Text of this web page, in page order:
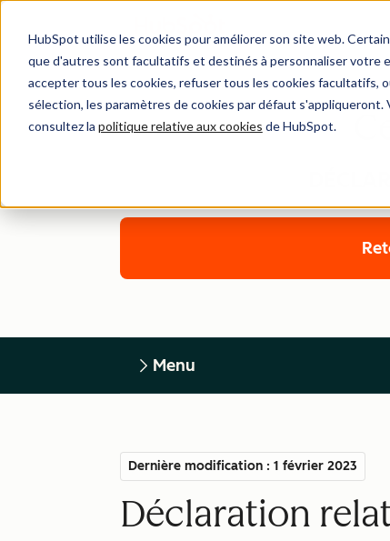
HubSpot utilise les cookies pour améliorer son site web.
que d'autres sont facultatifs et destinés à personnaliser votre
accepter tous les cookies, refuser tous les cookies facultatifs,
sélection, les paramètres de cookies par défaut
consultez la politique relative aux cookies de HubSpot.
Menu
Dernière modification : 1 février 2023
Déclaration